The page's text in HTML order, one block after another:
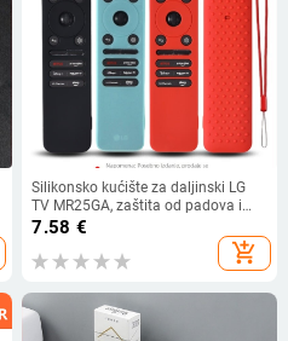
Silikonsko kućište za daljinski LG
TV MR25GA, zaštita od padova i
ogrebotina, s dodatnom debljinom
7.58 €
add_shopping_cart